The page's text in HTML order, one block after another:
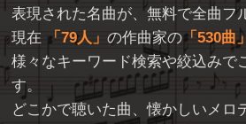
表現された名曲が、無料で全曲フ
現在
79人 の作曲家の 530曲
様々なキーワード検索や絞込みで
す。
どこかで聴いた曲、懐かしいメロ